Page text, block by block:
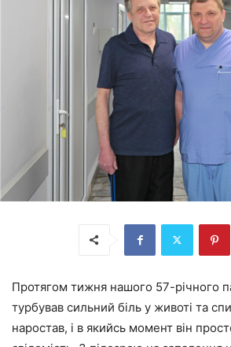
Протягом тижня нашого 57-річного
турбував сильний біль у животі та
наростав, і в якийсь момент він